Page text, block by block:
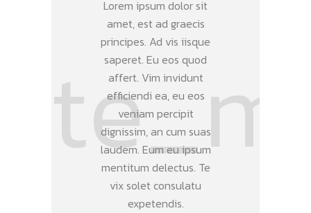
Lorem ipsum dolor sit
amet, est ad graecis
principes. Ad vis iisque
saperet. Eu eos quod
affert. Vim invidunt
efficiendi ea, eu eos
veniam percipit
dignissim, an cum suas
laudem. Eum eu ipsum
mentitum delectus. Te
vix solet consulatu
expetendis.